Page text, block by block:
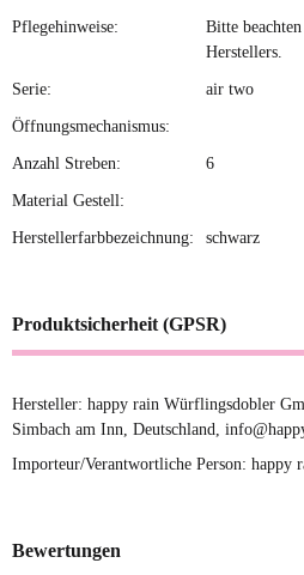
Pflegehinweise:
Bitte
Herstellers.
Serie: air two
Öffnungsmechanismus:
Anzahl Streben: 6
Material Gestell:
Herstellerfarbbezeichnung: schwarz
Produktsicherheit (GPSR)
Hersteller: happy rain Würflingsdobler
Simbach am Inn, Deutschland,
Importeur/Verantwortliche Person: happy
Bewertungen